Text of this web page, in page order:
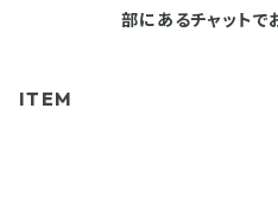
部にあるチャットで
ITEM